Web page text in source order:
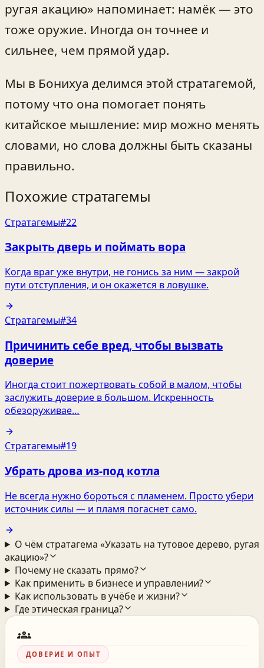
ругая акацию» напоминает: намёк — это
тоже оружие. Иногда он точнее и
сильнее, чем прямой удар.
Мы в Бонихуа делимся этой стратагемой,
потому что она помогает понять
китайское мышление: мир можно менять
словами, но слова должны быть сказаны
правильно.
Похожие стратагемы
Стратагемы#22
Закрыть дверь и поймать вора
Когда враг уже внутри, не гонись за ним — закрой
пути отступления, и он окажется в ловушке.
Стратагемы#34
Причинить себе вред, чтобы вызвать
доверие
Иногда стоит пожертвовать собой в малом, чтобы
заслужить доверие в большом. Искренность
обезоруживае…
Стратагемы#19
Убрать дрова из-под котла
Не всегда нужно бороться с пламенем. Просто убери
источник силы — и пламя погаснет само.
О чём стратагема «Указать на тутовое дерево, ругая
акацию»?
Почему не сказать прямо?
Как применить в бизнесе и управлении?
Как использовать в учёбе и жизни?
Где этическая граница?
groups
ДОВЕРИЕ И ОПЫТ